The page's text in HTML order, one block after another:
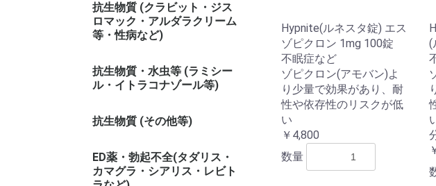
抗生物質 (クラビット・ジス
ロマック・アルダラクリーム
等・性病など)
抗生物質・水虫等 (ラミシー
ル・イトラコナゾール等)
抗生物質 (その他等)
ED薬・勃起不全(タダリス・
カマグラ・シアリス・レビト
Hypnite(ルネスタ錠) エス
ゾピクロン 1mg 100錠
不眠症など
ゾピクロン(アモバン)よ
り少量で効果があり、耐
性や依存性のリスクが低
い
￥4,800
数量
(